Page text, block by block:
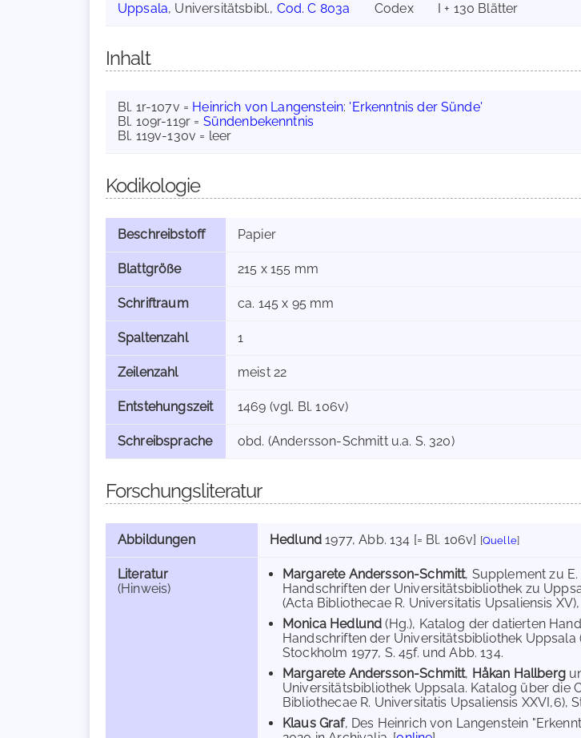
Uppsala, Universitätsbibl., Cod. C 803a Codex I + 130 Blätter
Inhalt
Bl. 1r-107v = Heinrich von Langenstein: 'Erkenntnis der Sünde'
Bl. 109r-119r = Sündenbekenntnis
Bl. 119v-130v = leer
Kodikologie
Beschreibstoff Papier
Blattgröße 215 x 155 mm
Schriftraum ca. 145 x 95 mm
Spaltenzahl 1
Zeilenzahl meist 22
Entstehungszeit 1469 (vgl. Bl. 106v)
Schreibsprache obd. (Andersson-Schmitt u.a. S. 320)
Forschungsliteratur
Abbildungen Hedlund 1977, Abb. 134 [= Bl. 106v] [Quelle]
Literatur
(Hinweis)
Margarete Andersson-Schmitt, Supplement zu
Handschriften der Universitätsbibliothek zu
(Acta Bibliothecae R. Universitatis Upsaliensis XV),
Monica Hedlund(Hg.), Katalog der datierten
Handschriften der Universitätsbibliothek Uppsala
Stockholm 1977, S. 45f. und Abb. 134.
Margarete Andersson-Schmitt, Håkan Hallberg
Universitätsbibliothek Uppsala. Katalog über die
Bibliothecae R. Universitatis Upsaliensis XXVI,6),
Klaus Graf, Des Heinrich von Langenstein